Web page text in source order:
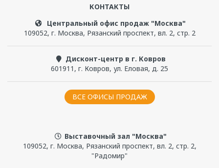
Вес нетто, кг
0.535
Гарантийный срок, мес
зарегистрироваться
КОНТАКТЫ
Центральный офис продаж "Москва"
109052, г. Москва, Рязанский проспект, вл. 2, стр. 2
Дисконт-центр в г. Ковров
601911 , г. Ковров, ул. Еловая, д. 25
ВСЕ ОФИСЫ ПРОДАЖ
Выставочный зал "Москва"
109052, г. Москва, Рязанский проспект, вл. 2, стр. 2,
"Радомир"